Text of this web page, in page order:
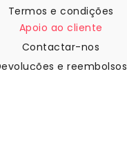
Termos e condições
Apoio ao cliente
Contactar-nos
e reembolsos